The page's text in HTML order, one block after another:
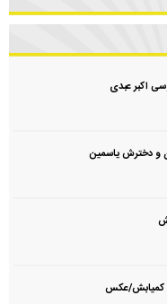
اکبر عبدی
دخترش یاسمین
و کمیابش/عکس